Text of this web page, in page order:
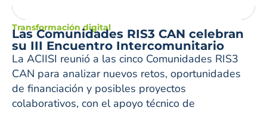
Transformación digital
Las Comunidades RIS3 CAN celebran
su III Encuentro Intercomunitario
La ACIISI reunió a las cinco Comunidades RIS3
CAN para analizar nuevos retos, oportunidades
de financiación y posibles proyectos
colaborativos, con el apoyo técnico de